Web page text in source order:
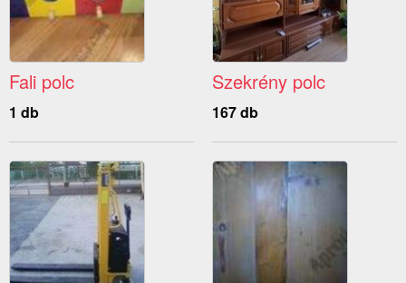
Fali polc
1 db
Szekrény polc
167 db